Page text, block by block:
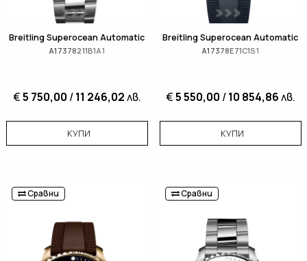
Breitling Superocean Automatic
A17378211B1A1
€5 750,00 /11 246,02лв.
КУПИ
Breitling Superocean Automatic
A17378E71C1S1
€5 550,00 /10 854,86лв.
КУПИ
Сравни Сравни